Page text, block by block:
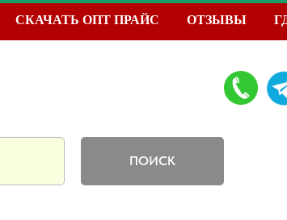
СКАЧАТЬ ОПТ ПРАЙС ОТЗЫВЫ
ПОИСК